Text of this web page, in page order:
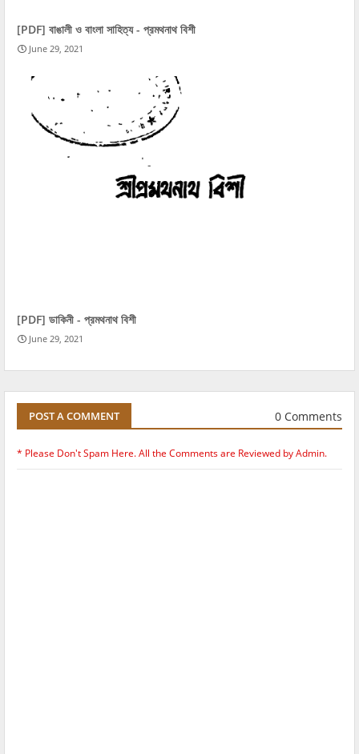
[PDF] বাঙালী ও বাংলা সাহিত্য - প্রমথনাথ বিশী
June 29, 2021
[PDF] ডাকিনী - প্রমথনাথ বিশী
June 29, 2021
POST A COMMENT 0 Comments
* Please Don't Spam Here. All the Comments are Reviewed by Admin.